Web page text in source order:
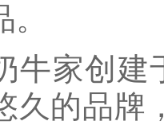
家创建
久的品牌